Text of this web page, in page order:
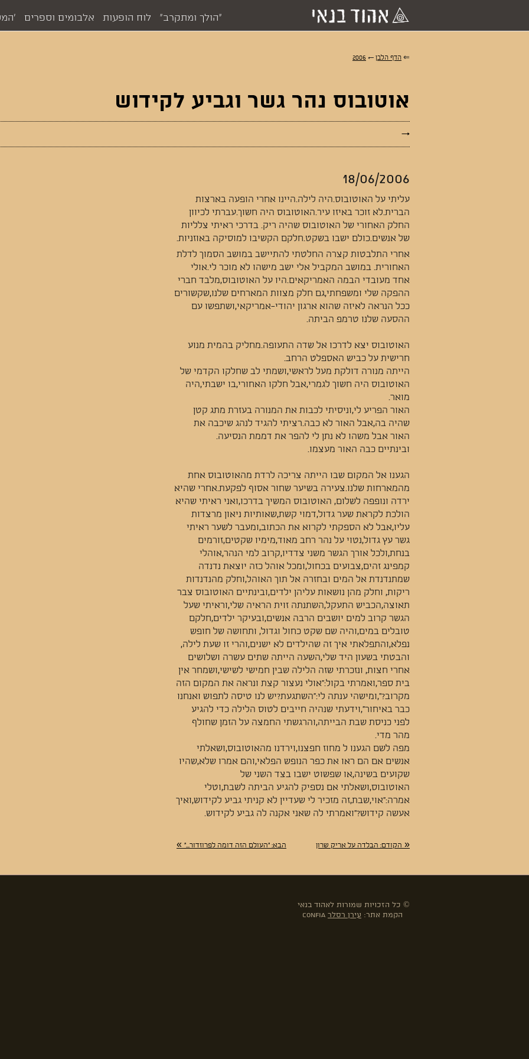
"הולך ומתקרב" לוח הופעות אלבומים וספרים
⇐ הדף הלבן ←
2006
אוטובוס נהר גשר וגביע לקידוש
→
18/06/2006
עליתי על האוטובוס.היה לילה.היינו אחרי הופעה בארצות
הברית.לא זוכר באיזו עיר.האוטובוס היה חשוך.עברתי לכיוון
החלק האחורי של האוטובוס שהיה ריק. בדרכי ראיתי צלליות
של אנשים.כולם ישבו בשקט.חלקם הקשיבו למוסיקה באוזניות.
אחרי התלבטות קצרה החלטתי להתיישב במושב הסמוך לדלת
האחורית. במושב המקביל אלי ישב מישהו לא מוכר לי.אולי
אחד מעובדי הבמה האמריקאים.היו על האוטובוס,מלבד חברי
ההפקה שלי ומשפחתי,גם חלק מצוות המארחים שלנו,שקשורים
ככל הנראה לאיזה שהוא ארגון יהודי-אמריקאי,ושתפשו עם
ההסעה שלנו טרמפ הביתה.
האוטובוס יצא לדרכו אל שדה התעופה.מחליק בהמית מנוע
חרישית על כביש האספלט הרחב.
הייתה מנורה דולקת מעל לראשי,ושמתי לב שחלקו הקדמי של
האוטובוס היה חשוך לגמרי,אבל חלקו האחורי,בו ישבתי,היה
מואר.
האור הפריע לי,וניסיתי לכבות את המנורה בעזרת מתג קטן
שהיה בה,אבל האור לא כבה.רציתי להגיד לנהג שיכבה את
האור אבל משהו לא נתן לי להפר את דממת הנסיעה.
ובינתיים כבה האור מעצמו.
הגענו אל המקום שבו הייתה צריכה לרדת מהאוטובוס אחת
מהמארחות שלנו.צעירה בשיער שחור אסוף לפקעת.אחרי שהיא
ירדה ונופפה לשלום, האוטובוס המשיך בדרכו,ואני ראיתי שהיא
הולכת לקראת שער גדול,דמוי קשת,שאותיות ניאון מרצדות
עליו,אבל לא הספקתי לקרוא את הכתוב,ומעבר לשער ראיתי
גשר עץ גדול,נטוי על נהר רחב מאוד,מימיו שקטים,זורמים
בנחת,ולכל אורך הגשר משני צדדיו,קרוב למי הנהר,אוהלי
קמפינג זהים,צבועים בכחול,ומכל אוהל כזה יוצאת נדנדה
שמתנדנדת אל המים ובחזרה אל תוך האוהל,וחלק מהנדנדות
ריקות, וחלק מהן נושאות עליהן ילדים,ובינתיים האוטובוס צבר
תאוצה,הכביש התעקל,השתנתה זוית הראיה שלי,וראיתי שעל
הגשר קרוב למים יושבים הרבה אנשים,ובעיקר ילדים,חלקם
טובלים במים,והיה שם שקט כחול וגדול, ותחושה של חופש
נפלא,והתפלאתי איך זה שהילדים לא ישנים,והרי זו שעת לילה,
והבטתי בשעון היד שלי,השעה הייתה שתים עשרה ושלושים
אחרי חצות, ונזכרתי שזה הלילה שבין חמישי לשישי,ושמחר אין
בית ספר,ואמרתי בקול:"אולי נעצור קצת ונראה את המקום הזה
מקרוב?",ומישהי ענתה לי:"השתגעת?יש לנו טיסה לתפוש ואנחנו
כבר באיחור",וידעתי שנהיה חייבים לטוס הלילה כדי להגיע
לפני כניסת שבת הבייתה,והרגשתי החמצה על הזמן שחולף
מהר מדי.
מפה לשם הגענו ל מחוז חפצנו,וירדנו מהאוטובוס,ושאלתי
אנשים אם הם ראו את כפר הנופש הפלאי,והם אמרו שלא,שהיו
שקועים בשינה,או שפשוט ישבו בצד השני של
האוטובוס,ושאלתי אם נספיק להגיע הביתה לשבת,וטלי
אמרה:"אוי,שבת,זה מזכיר לי שעדיין לא קניתי גביע לקידוש,ואיך
אעשה קידוש?"ואמרתי לה שאני אקנה לה גביע לקידוש.
« הקודם: הבלדה על אריק שרון הבא: "העולם הזה דומה לפרוזדור..." »
© כל הזכויות שמורות לאהוד בנאי
הקמת אתר: עירן רסלר